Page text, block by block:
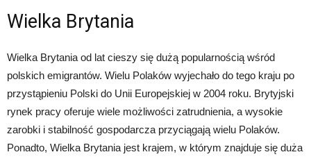
Wielka Brytania
Wielka Brytania od lat cieszy się dużą popularnością wśród
polskich emigrantów. Wielu Polaków wyjechało do tego kraju po
przystąpieniu Polski do Unii Europejskiej w 2004 roku. Brytyjski
rynek pracy oferuje wiele możliwości zatrudnienia, a wysokie
zarobki i stabilność gospodarcza przyciągają wielu Polaków.
Ponadto, Wielka Brytania jest krajem, w którym znajduje się duża